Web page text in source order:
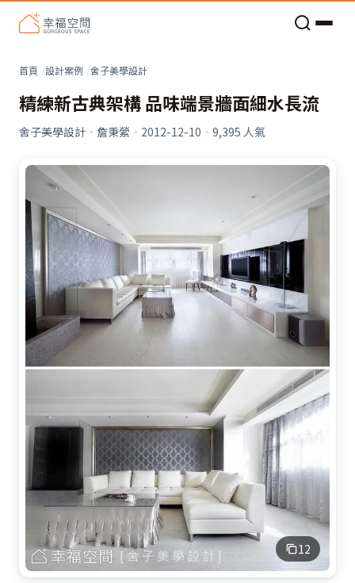
首頁 設計案例 舍子美學設計
精練新古典架構 品味端景牆面細水長流
舍子美學設計 · 詹秉縈 · 2012-12-10 · 9,395 人氣
12